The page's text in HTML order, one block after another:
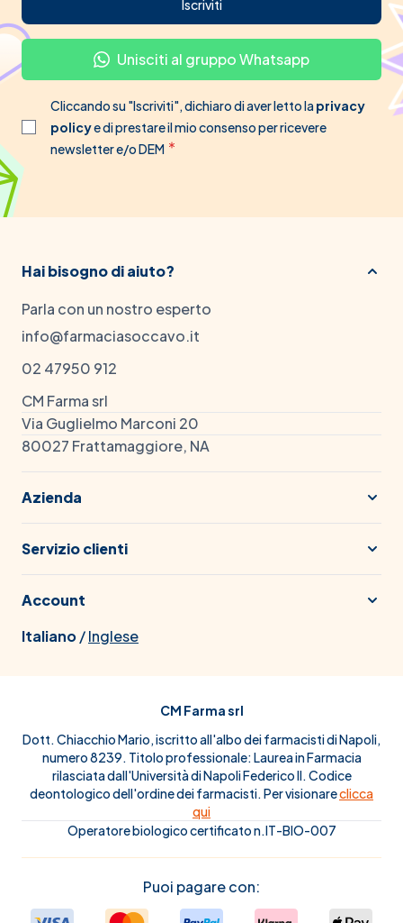
Iscriviti
Unisciti al gruppo Whatsapp
Cliccando su "Iscriviti", dichiaro di aver letto laprivacy
policye di prestare il mio consenso per ricevere
newsletter e/o DEM
Hai bisogno di aiuto?
Parla con un nostro esperto
info@farmaciasoccavo.it
02 47950 912
CM Farma srl
Via Guglielmo Marconi 20
80027 Frattamaggiore, NA
Azienda
Servizio clienti
Account
Italiano/Inglese
CM Farma srl
Dott. Chiacchio Mario, iscritto all'albo dei farmacisti di Napoli,
numero 8239. Titolo professionale: Laurea in Farmacia
rilasciata dall'Università di Napoli Federico II. Codice
deontologico dell'ordine dei farmacisti. Per visionareclicca
qui
Operatore biologico certificato n.IT-BIO-007
Puoi pagare con: